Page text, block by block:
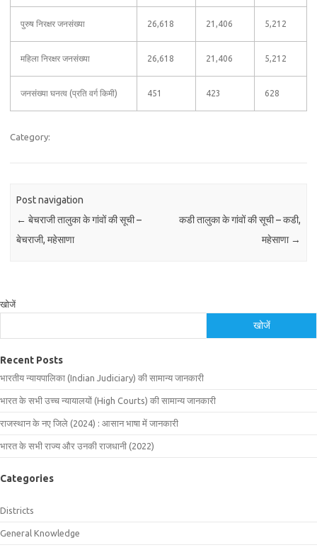
पुरुष निरक्षर जनसंख्या 26,618 21,406 5,212
महिला निरक्षर जनसंख्या 26,618 21,406 5,212
जनसंख्या घनत्व (प्रति वर्ग किमी) 451 423 628
Category:
Post navigation
← बेचराजी तालुका के गांवों की सूची –
बेचराजी, महेसाणा
कडी तालुका के गांवों की सूची – कडी,
महेसाणा →
खोजें
खोजें
Recent Posts
भारतीय न्यायपालिका (Indian Judiciary) की सामान्य जानकारी
भारत के सभी उच्च न्यायालयों (High Courts) की सामान्य जानकारी
राजस्थान के नए जिले (2024) : आसान भाषा में जानकारी
भारत के सभी राज्य और उनकी राजधानी (2022)
Categories
Districts
General Knowledge